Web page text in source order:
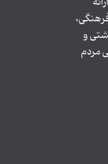
و
مردم